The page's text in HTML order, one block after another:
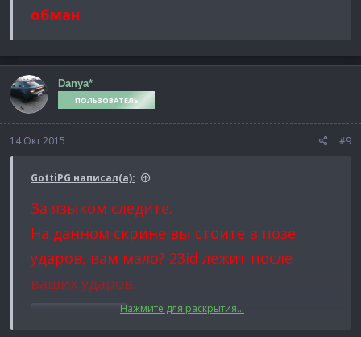
обман
Danya*
ПОЛЬЗОВАТЕЛЬ
14 Окт 2015 #9
GottiPG написал(а):
За языком следите.
На данном скрине вы стоите в позе
ударов, вам мало? 23id лежит после
ваших ударов.
Нажмите для раскрытия...